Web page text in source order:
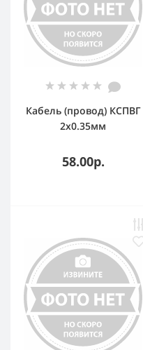
Кабель (провод) КСПВГ
2х0.35мм
58.00р.